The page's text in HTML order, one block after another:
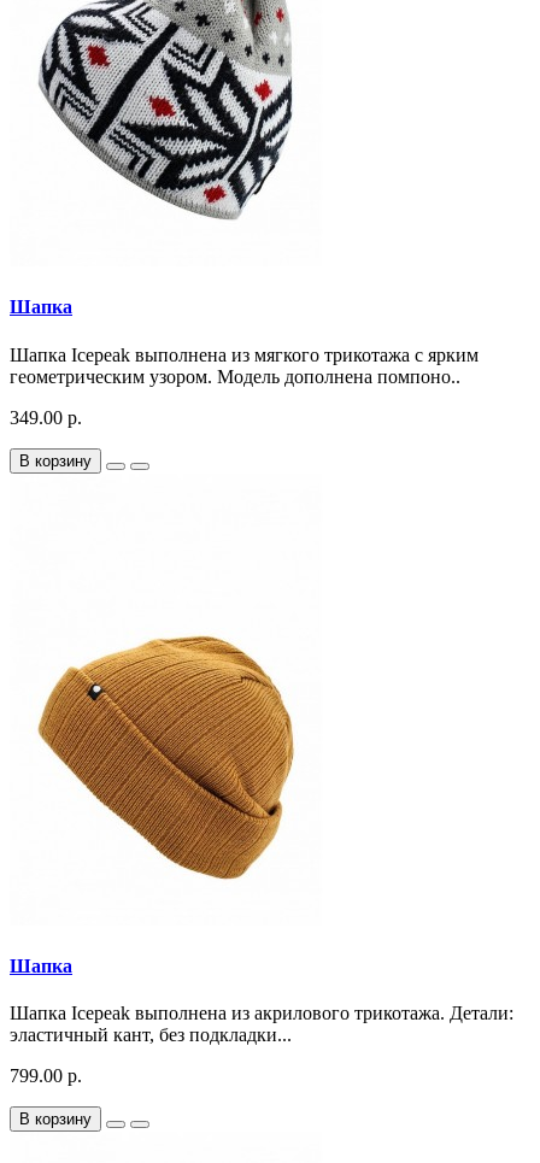
Шапка
Шапка Icepeak выполнена из мягкого трикотажа с ярким
геометрическим узором. Модель дополнена помпоно..
349.00 р.
В корзину
Шапка
Шапка Icepeak выполнена из акрилового трикотажа. Детали:
эластичный кант, без подкладки...
799.00 р.
В корзину